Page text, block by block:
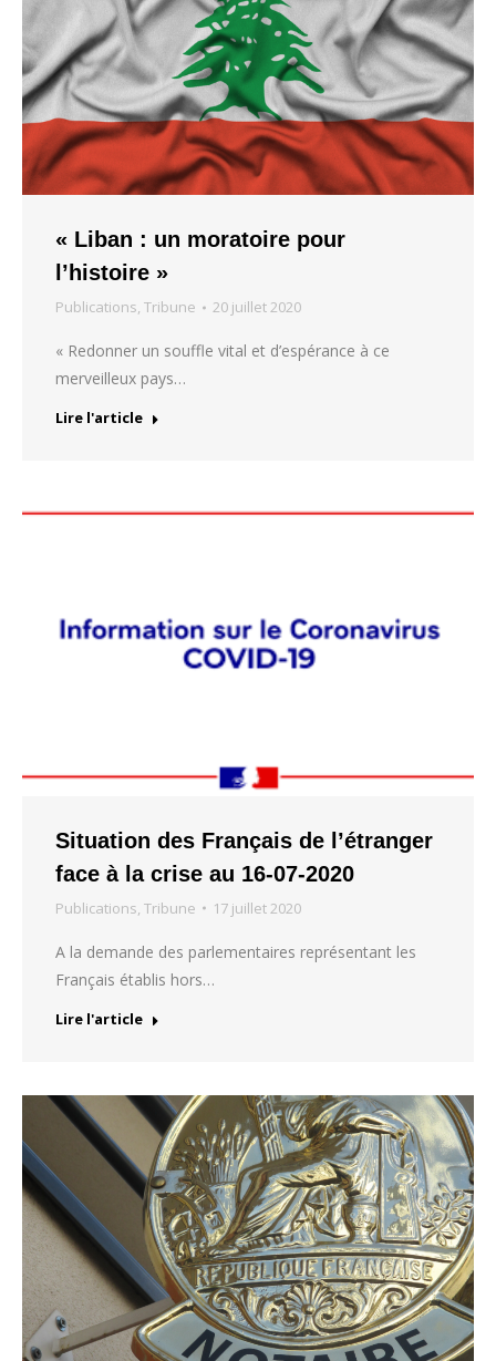
« Liban : un moratoire pour
l’histoire »
Publications, Tribune 20 juillet 2020
« Redonner un souffle vital et d’espérance à ce
merveilleux pays…
Lire l'article
Situation des Français de l’étranger
face à la crise au 16-07-2020
Publications, Tribune 17 juillet 2020
A la demande des parlementaires représentant les
Français établis hors…
Lire l'article